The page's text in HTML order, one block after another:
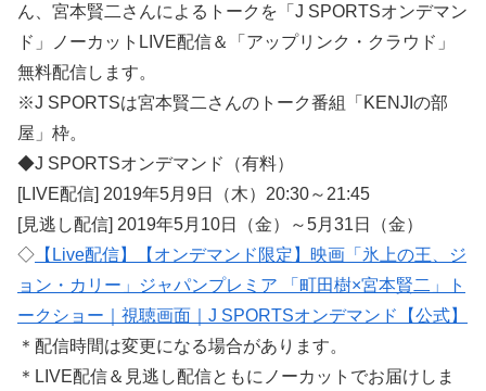
ん、宮本賢二さんによるトークを「J SPORTSオンデマン
ド」ノーカットLIVE配信＆「アップリンク・クラウド」
無料配信します。
※J SPORTSは宮本賢二さんのトーク番組「KENJIの部
屋」枠。
◆J SPORTSオンデマンド（有料）
[LIVE配信] 2019年5月9日（木）20:30～21:45
[見逃し配信] 2019年5月10日（金）～5月31日（金）
◇ 【Live配信】【オンデマンド限定】映画「氷上の王、ジ
ョン・カリー」ジャパンプレミア 「町田樹×宮本賢二」ト
ークショー｜視聴画面｜J SPORTSオンデマンド【公式】
＊配信時間は変更になる場合があります。
＊LIVE配信＆見逃し配信ともにノーカットでお届けしま